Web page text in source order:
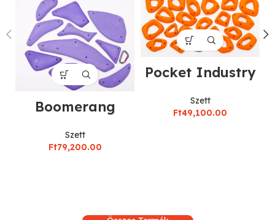
Boomerang
Szett
Ft79,200.00
Pocket Industry
Szett
Ft49,100.00